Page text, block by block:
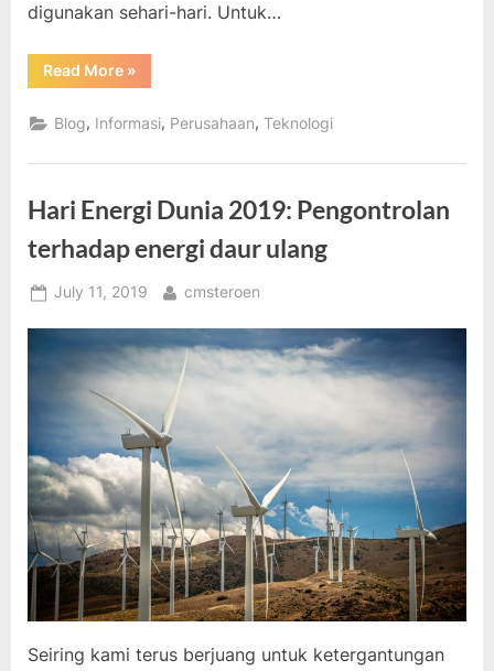
digunakan sehari-hari. Untuk…
Read More“Membangkitkan
Listrik
Panas
Bumi”
»
Blog, Informasi, Perusahaan,Teknologi
Hari Energi Dunia 2019: Pengontrolan
terhadap energi daur ulang
Posted
July 11, 2019 By
cmsteroen
Seiring kami terus berjuang untuk ketergantungan